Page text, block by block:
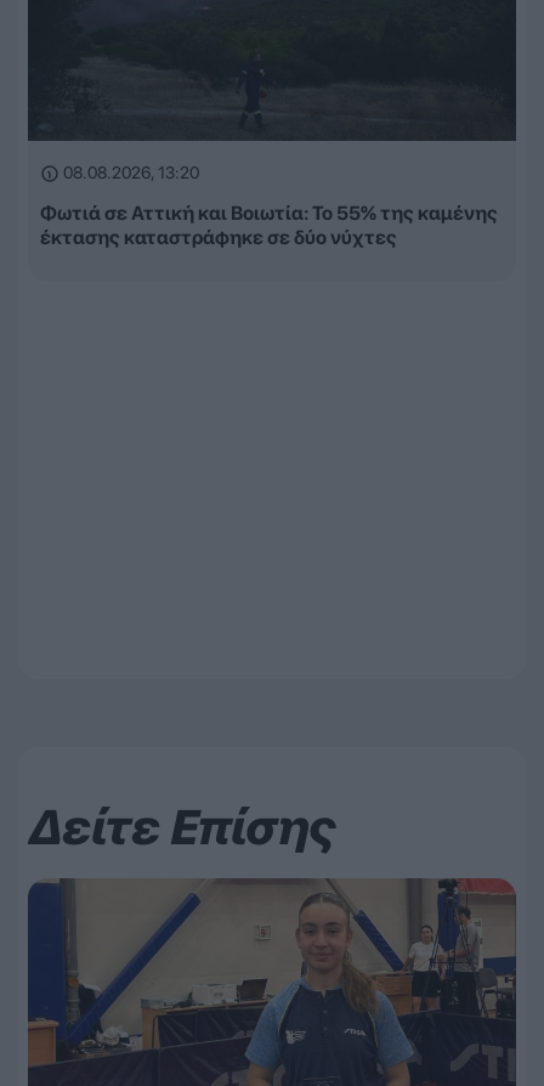
08.08.2026, 13:20
Φωτιά σε Αττική και Βοιωτία: Το 55% της καμένης
έκτασης καταστράφηκε σε δύο νύχτες
Δείτε Επίσης